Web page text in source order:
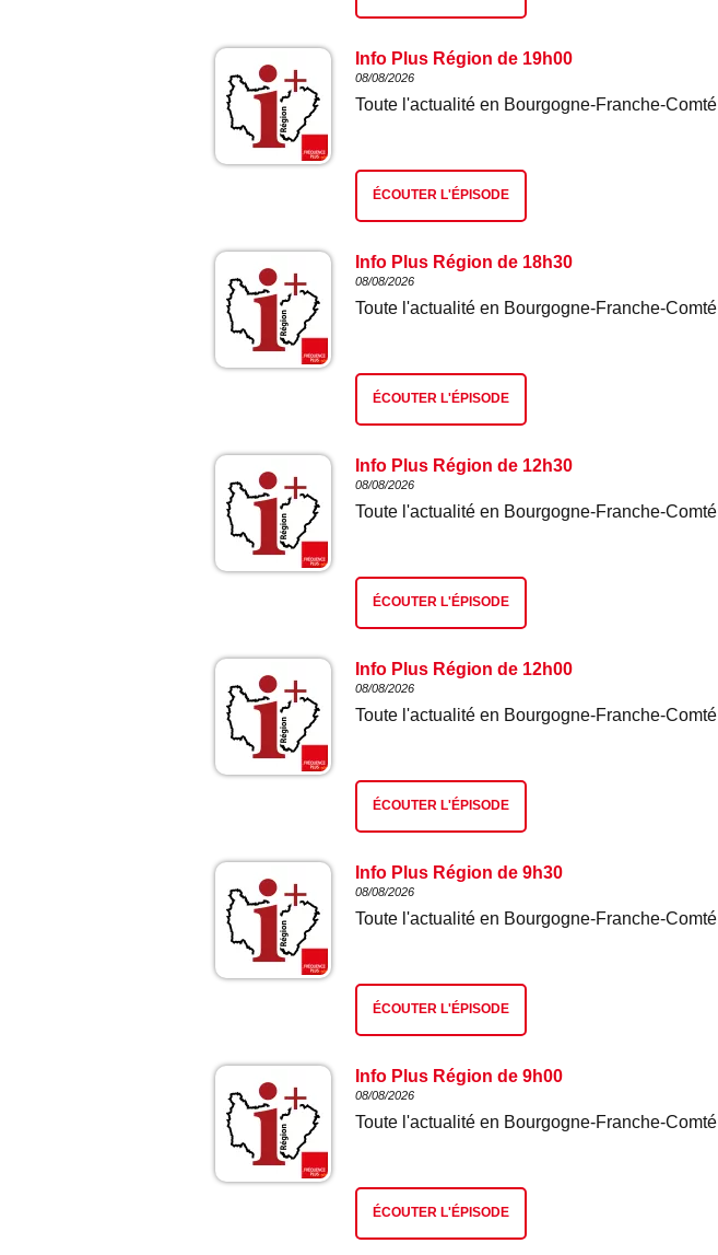
Info Plus Région de 19h00
08/08/2026
Toute l'actualité en Bourgogne-Franche-Comté
ÉCOUTER L'ÉPISODE
Info Plus Région de 18h30
08/08/2026
Toute l'actualité en Bourgogne-Franche-Comté
ÉCOUTER L'ÉPISODE
Info Plus Région de 12h30
08/08/2026
Toute l'actualité en Bourgogne-Franche-Comté
ÉCOUTER L'ÉPISODE
Info Plus Région de 12h00
08/08/2026
Toute l'actualité en Bourgogne-Franche-Comté
ÉCOUTER L'ÉPISODE
Info Plus Région de 9h30
08/08/2026
Toute l'actualité en Bourgogne-Franche-Comté
ÉCOUTER L'ÉPISODE
Info Plus Région de 9h00
08/08/2026
Toute l'actualité en Bourgogne-Franche-Comté
ÉCOUTER L'ÉPISODE